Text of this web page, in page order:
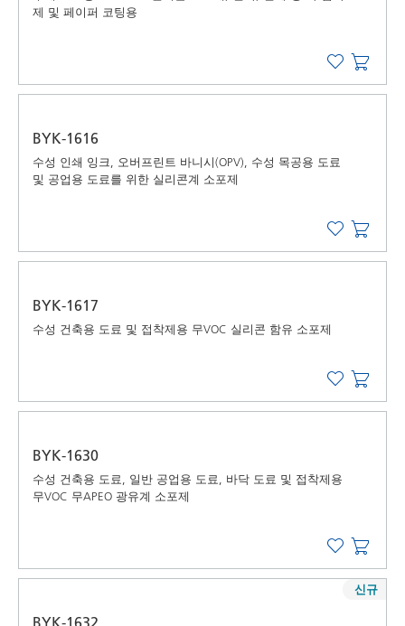
제 및 페이퍼 코팅용
BYK-1616
수성 인쇄 잉크, 오버프린트 바니시(OPV), 수성 목공용 도료
및 공업용 도료를 위한 실리콘계 소포제
BYK-1617
수성 건축용 도료 및 접착제용 무VOC 실리콘 함유 소포제
BYK-1630
수성 건축용 도료, 일반 공업용 도료, 바닥 도료 및 접착제용
무VOC 무APEO 광유계 소포제
BYK-1632
신규